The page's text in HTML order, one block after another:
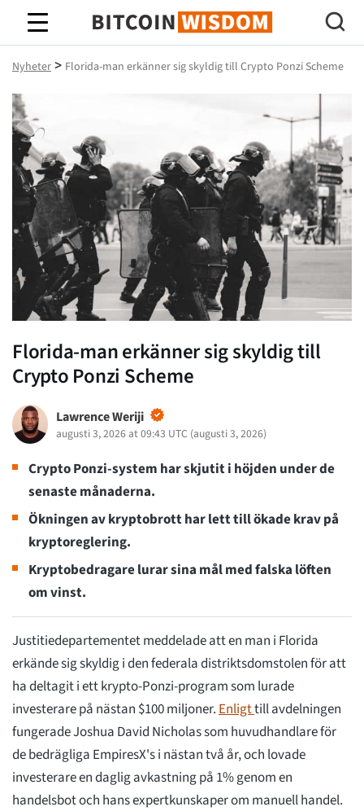
Bitcoin Wisdom
Nyheter > Florida-man erkänner sig skyldig till Crypto Ponzi Scheme
Florida-man erkänner sig skyldig till
Crypto Ponzi Scheme
Lawrence Weriji
augusti 3, 2026 at 09:43 UTC (augusti 3, 2026)
Crypto Ponzi-system har skjutit i höjden under de
senaste månaderna.
Ökningen av kryptobrott har lett till ökade krav på
kryptoreglering.
Kryptobedragare lurar sina mål med falska löften
om vinst.
Justitiedepartementet meddelade att en man i Florida
erkände sig skyldig i den federala distriktsdomstolen för att
ha deltagit i ett krypto-Ponzi-program som lurade
investerare på nästan $100 miljoner. Enligttill avdelningen
fungerade Joshua David Nicholas som huvudhandlare för
de bedrägliga EmpiresX's i nästan två år, och lovade
investerare en daglig avkastning på 1% genom en
handelsbot och hans expertkunskaper om manuell handel.